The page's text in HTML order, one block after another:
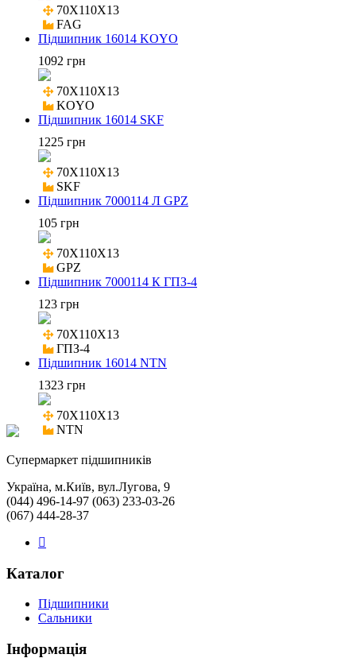
70X110X13
FAG
Підшипник 16014 KOYO
1092 грн
70X110X13
KOYO
Підшипник 16014 SKF
1225 грн
70X110X13
SKF
Підшипник 7000114 Л GPZ
105 грн
70X110X13
GPZ
Підшипник 7000114 К ГПЗ-4
123 грн
70X110X13
ГПЗ-4
Підшипник 16014 NTN
1323 грн
70X110X13
NTN
Cупермаркет підшипників
Україна, м.Київ, вул.Лугова, 9
(044) 496-14-97 (063) 233-03-26
(067) 444-28-37
Каталог
Підшипники
Сальники
Інформація